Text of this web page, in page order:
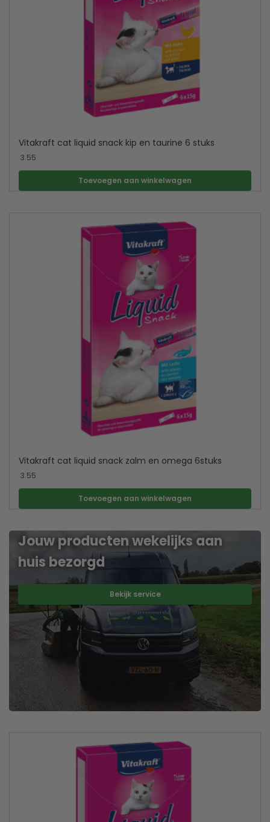
Vitakraft cat liquid snack kip en taurine 6 stuks
3.55
Toevoegen aan winkelwagen
Vitakraft cat liquid snack zalm en omega 6stuks
3.55
Toevoegen aan winkelwagen
Jouw producten wekelijks aan
huis bezorgd
Bekijk service